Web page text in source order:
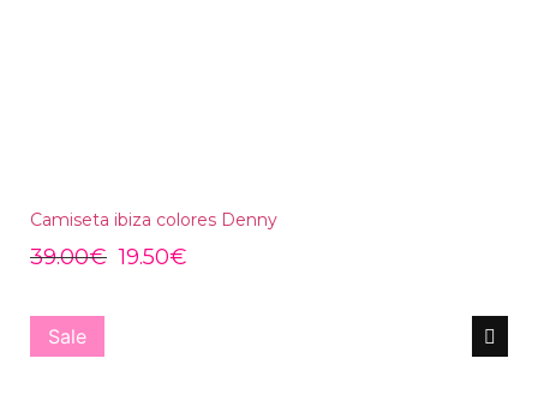
Camiseta ibiza colores Denny
39.00€ 19.50€
Sale